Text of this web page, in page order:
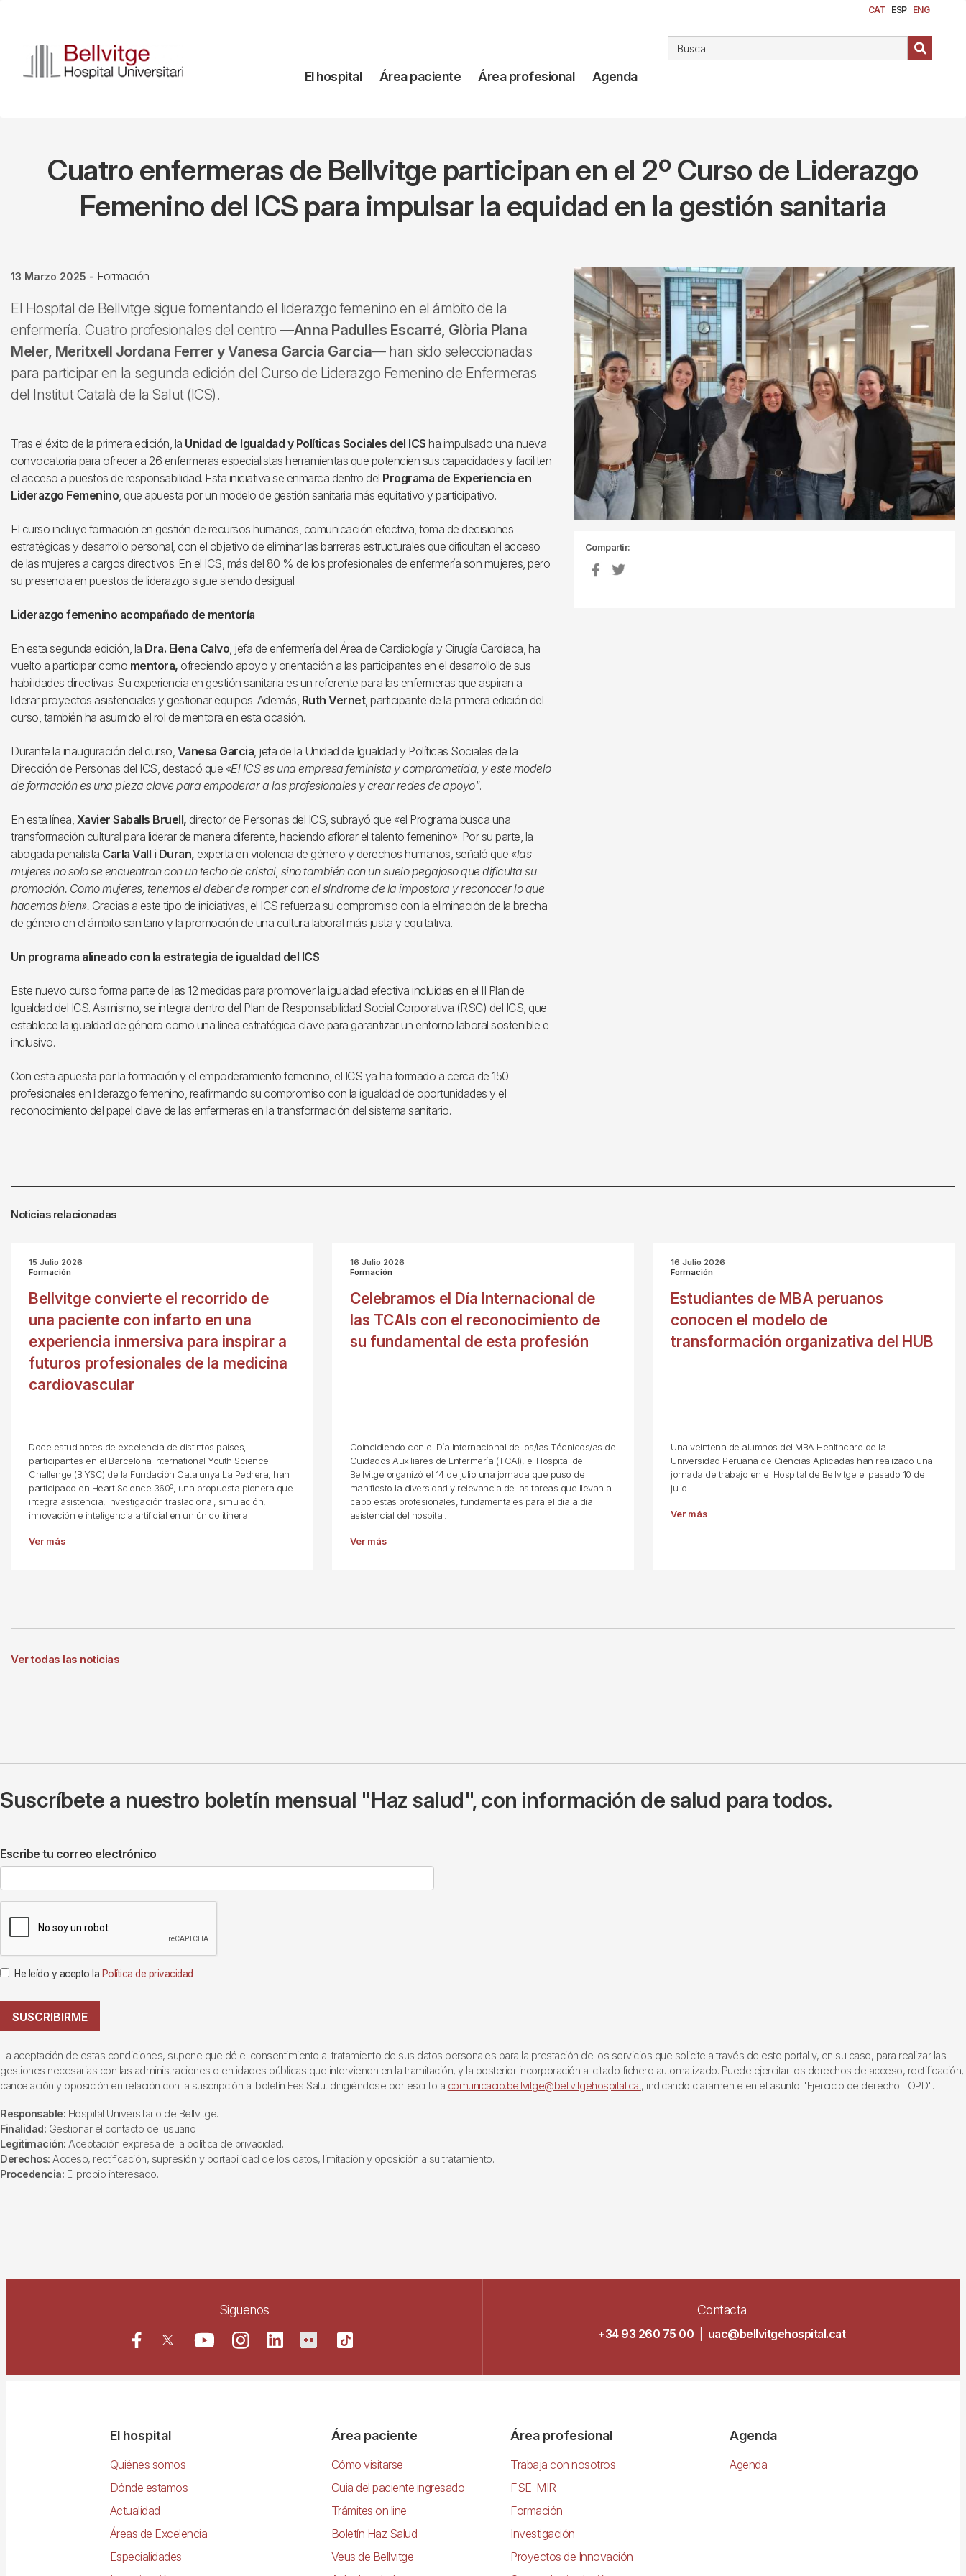
contenido
principal
CAT ESP ENG
Navegación
El hospital Área paciente Área profesional Agenda
Cuatro enfermeras de Bellvitge participan en el 2º Curso de Liderazgo
Femenino del ICS para impulsar la equidad en la gestión sanitaria
13 Marzo 2025 - Formación
El Hospital de Bellvitge sigue fomentando el liderazgo femenino en el ámbito de la
enfermería. Cuatro profesionales del centro —Anna Padulles Escarré, Glòria Plana
Meler, Meritxell Jordana Ferrer y Vanesa Garcia Garcia— han sido seleccionadas
para participar en la segunda edición del Curso de Liderazgo Femenino de Enfermeras
del Institut Català de la Salut (ICS).
Tras el éxito de la primera edición, la Unidad de Igualdad y Políticas Sociales del ICS ha impulsado una nueva
convocatoria para ofrecer a 26 enfermeras especialistas herramientas que potencien sus capacidades y faciliten
el acceso a puestos de responsabilidad. Esta iniciativa se enmarca dentro del Programa de Experiencia en
Liderazgo Femenino, que apuesta por un modelo de gestión sanitaria más equitativo y participativo.
El curso incluye formación en gestión de recursos humanos, comunicación efectiva, toma de decisiones
estratégicas y desarrollo personal, con el objetivo de eliminar las barreras estructurales que dificultan el acceso
de las mujeres a cargos directivos. En el ICS, más del 80 % de los profesionales de enfermería son mujeres, pero
su presencia en puestos de liderazgo sigue siendo desigual.
Liderazgo femenino acompañado de mentoría
En esta segunda edición, la Dra. Elena Calvo, jefa de enfermería del Área de Cardiología y Cirugía Cardíaca, ha
vuelto a participar como mentora, ofreciendo apoyo y orientación a las participantes en el desarrollo de sus
habilidades directivas. Su experiencia en gestión sanitaria es un referente para las enfermeras que aspiran a
liderar proyectos asistenciales y gestionar equipos. Además, Ruth Vernet, participante de la primera edición del
curso, también ha asumido el rol de mentora en esta ocasión.
Durante la inauguración del curso, Vanesa Garcia, jefa de la Unidad de Igualdad y Políticas Sociales de la
Dirección de Personas del ICS, destacó que «El ICS es una empresa feminista y comprometida, y este modelo
de formación es una pieza clave para empoderar a las profesionales y crear redes de apoyo".
En esta línea, Xavier Saballs Bruell, director de Personas del ICS, subrayó que «el Programa busca una
transformación cultural para liderar de manera diferente, haciendo aflorar el talento femenino». Por su parte, la
abogada penalista Carla Vall i Duran, experta en violencia de género y derechos humanos, señaló que «las
mujeres no solo se encuentran con un techo de cristal, sino también con un suelo pegajoso que dificulta su
promoción. Como mujeres, tenemos el deber de romper con el síndrome de la impostora y reconocer lo que
hacemos bien». Gracias a este tipo de iniciativas, el ICS refuerza su compromiso con la eliminación de la brecha
de género en el ámbito sanitario y la promoción de una cultura laboral más justa y equitativa.
Un programa alineado con la estrategia de igualdad del ICS
Este nuevo curso forma parte de las 12 medidas para promover la igualdad efectiva incluidas en el II Plan de
Igualdad del ICS. Asimismo, se integra dentro del Plan de Responsabilidad Social Corporativa (RSC) del ICS, que
establece la igualdad de género como una línea estratégica clave para garantizar un entorno laboral sostenible e
inclusivo.
Con esta apuesta por la formación y el empoderamiento femenino, el ICS ya ha formado a cerca de 150
profesionales en liderazgo femenino, reafirmando su compromiso con la igualdad de oportunidades y el
reconocimiento del papel clave de las enfermeras en la transformación del sistema sanitario.
Compartir:
Noticias relacionadas
15 Julio 2026
Formación
Bellvitge convierte el recorrido de
una paciente con infarto en una
experiencia inmersiva para inspirar a
futuros profesionales de la medicina
cardiovascular
Doce estudiantes de excelencia de distintos países,
participantes en el Barcelona International Youth Science
Challenge (BIYSC) de la Fundación Catalunya La Pedrera, han
participado en Heart Science 360º, una propuesta pionera que
integra asistencia, investigación traslacional, simulación,
innovación e inteligencia artificial en un único itinera
Ver más
16 Julio 2026
Formación
Celebramos el Día Internacional de
las TCAIs con el reconocimiento de
su fundamental de esta profesión
Coincidiendo con el Día Internacional de los/las Técnicos/as de
Cuidados Auxiliares de Enfermería (TCAI), el Hospital de
Bellvitge organizó el 14 de julio una jornada que puso de
manifiesto la diversidad y relevancia de las tareas que llevan a
cabo estas profesionales, fundamentales para el día a día
asistencial del hospital.
Ver más
16 Julio 2026
Formación
Estudiantes de MBA peruanos
conocen el modelo de
transformación organizativa del HUB
Una veintena de alumnos del MBA Healthcare de la
Universidad Peruana de Ciencias Aplicadas han realizado una
jornada de trabajo en el Hospital de Bellvitge el pasado 10 de
julio.
Ver más
Ver todas las noticias
Suscríbete a nuestro boletín mensual "Haz salud", con información de salud para todos.
Escribe tu correo electrónico
He leído y acepto la Política de privacidad
SUSCRIBIRME
La aceptación de estas condiciones, supone que dé el consentimiento al tratamiento de sus datos personales para la prestación de los servicios que solicite a través de este portal y, en su caso, para realizar las
gestiones necesarias con las administraciones o entidades públicas que intervienen en la tramitación, y la posterior incorporación al citado fichero automatizado. Puede ejercitar los derechos de acceso, rectificación,
cancelación y oposición en relación con la suscripción al boletín Fes Salut dirigiéndose por escrito a comunicacio.bellvitge@bellvitgehospital.cat, indicando claramente en el asunto "Ejercicio de derecho LOPD".
Responsable: Hospital Universitario de Bellvitge.
Finalidad: Gestionar el contacto del usuario
Legitimación: Aceptación expresa de la política de privacidad.
Derechos: Acceso, rectificación, supresión y portabilidad de los datos, limitación y oposición a su tratamiento.
Procedencia: El propio interesado.
Siguenos Contacta
+34 93 260 75 00 uac@bellvitgehospital.cat
NavegacióEl hospital
Quiénes somos
Dónde estamos
Actualidad
Áreas de Excelencia
Especialidades
Área paciente
Cómo visitarse
Guia del paciente ingresado
Trámites on line
Boletín Haz Salud
Veus de Bellvitge
Área profesional
Trabaja con nosotros
FSE-MIR
Formación
Investigación
Proyectos de Innovación
Agenda
Agenda